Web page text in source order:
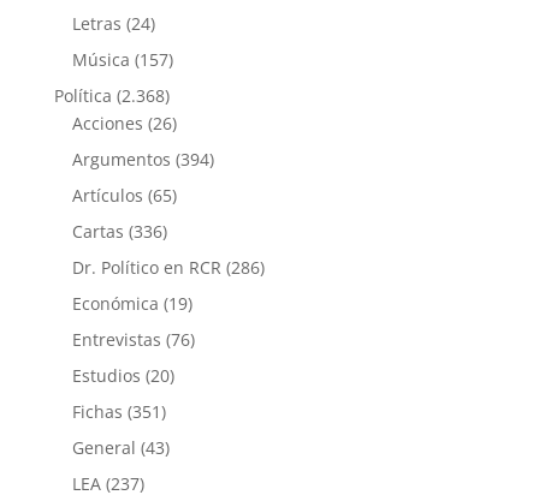
Letras (24)
Música (157)
Política (2.368)
Acciones (26)
Argumentos (394)
Artículos (65)
Cartas (336)
Dr. Político en RCR (286)
Económica (19)
Entrevistas (76)
Estudios (20)
Fichas (351)
General (43)
LEA(237)